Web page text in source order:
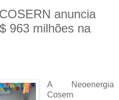
anuncia
963 milhões na
A Neoenergia
Cosern